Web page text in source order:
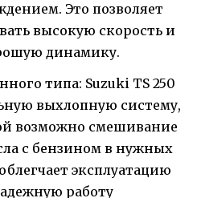
Это позволяет
высокую скорость и
динамику.
типа: Suzuki TS 250
выхлопную систему,
возможно смешивание
с бензином в нужных
эксплуатацию
работу